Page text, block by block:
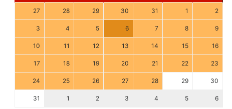
27 28 29 30 31 1 2
3 4 5 6 7 8 9
10 11 12 13 14 15 16
17 18 19 20 21 22 23
24 25 26 27 28 29 30
31 1 2 3 4 5 6